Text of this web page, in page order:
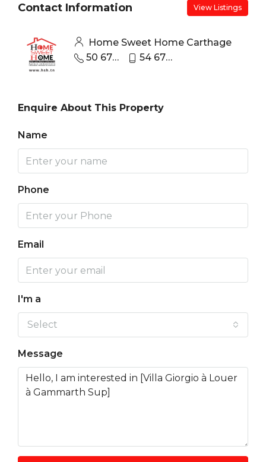
Contact Information View Listings
Home Sweet Home Carthage
50 670 440
54 670 670
Enquire About This Property
Name
Phone
Email
I'm a
Select
Message